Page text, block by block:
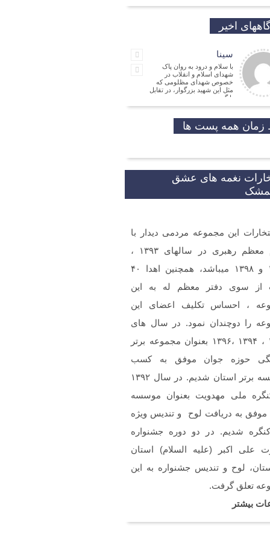
اخیر
سینا
با سلام و درود به روان پاک
شهدای اسلام و انقلاب در
خصوص شهدای مظلومی که
مثل این شهید بزرگوار، در تقابل
با گروه
جمالی نسب
موفق باشید و تندرست
مهدی شریفی
که جوانانی مثه شما
مدیر
ارادت. بله از طریق خط
شما در شبکه های مجازی
گردید.
نباشین فایل صوتی
سرود حجاب فاطمی رو
.(دختران بهشتی)
همه پست ها
نغمه های عشق
این مجموعه مردمی دیدار با
مقام معظم رهبری در سالهای ۱۳۹۳ ،
۱۳۹۷ و ۱۳۹۸ میباشد، همچنین اهدا ۴۰
از سوی دفتر معظم له به این
، احساس تکلیف اعضای این
را دوچندان نمود. در سال های
۱۳۹۲ ، ۱۳۹۴ ،۱۳۹۶ بعنوان مجموعه برتر
حوزه جوان موفق به کسب
موسسه برتر استان شدیم. در سال ۱۳۹۲
ملی مهدویت بعنوان موسسه
موفق به دریافت لوح و تندیس ویژه
شدیم. در دو دوره جشنواره
علی اکبر (علیه السلام) استان
لوح و تندیس جشنواره به این
تعلق گرفت.
بیشتر